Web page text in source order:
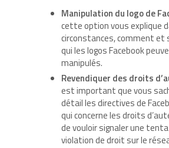
Manipulation du logo de
cette option vous explique
circonstances, comment
qui les logos Facebook
manipulés.
Revendiquer des droits
est important que vous
détail les directives de
qui concerne les droits
de vouloir signaler une
violation de droit sur le